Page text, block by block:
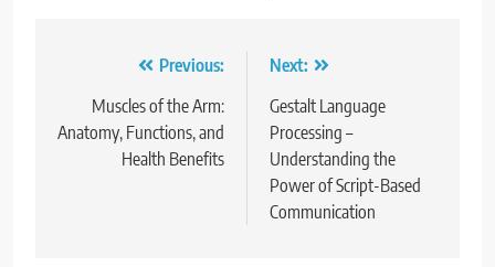
navigation
Previous:
Muscles of the Arm:
Anatomy, Functions, and
Health Benefits
Next:
Gestalt Language
Processing –
Understanding the
Power of Script-Based
Communication